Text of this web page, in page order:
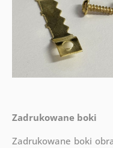
Zadrukowane boki
Zadrukowane boki